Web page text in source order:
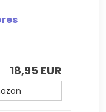
18,95 EUR